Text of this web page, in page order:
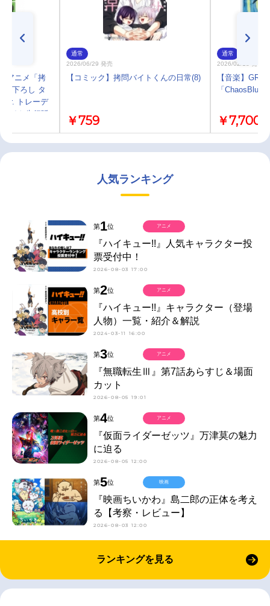
アニメ「拷
き下ろし タ
トレーデ
イト先行販
通常
2026/06/29 発売
【コミック】拷問バイトくんの日常(8)
￥759
通常
2026/02/18 発売
【音楽】
「ChaosBlue
￥7,700
人気ランキング
第1位
『ハイキュー!!』人気キャラクター投
票受付中！
2026-08-03 17:00
アニメ
第2位
『ハイキュー!!』キャラクター（登場
人物）一覧・紹介＆解説
2024-03-11 16:00
アニメ
第3位
『無職転生Ⅲ』第7話あらすじ＆場面
カット
2026-08-05 19:01
アニメ
第4位
『仮面ライダーゼッツ』万津莫の魅力
に迫る
2026-08-05 12:00
アニメ
第5位
『映画ちいかわ』島二郎の正体を考え
る【考察・レビュー】
2026-08-03 12:00
映画
ランキングを見る